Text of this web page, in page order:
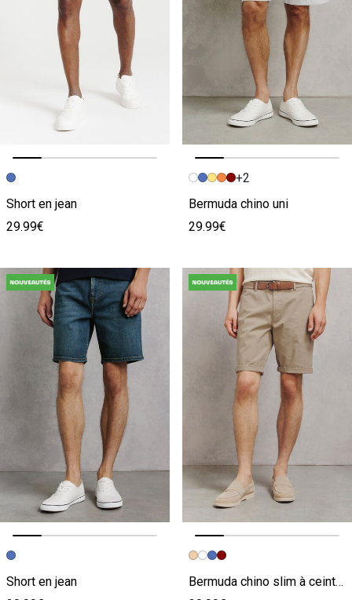
Image précédente
Image suivante
Short en jean
29.99€
Image précédente
Image suivante
+2
Bermuda chino uni
29.99€
Image précédente
Image suivante
Short en jean
Image précédente
Image suivante
Bermuda chino slim à ceinture uni